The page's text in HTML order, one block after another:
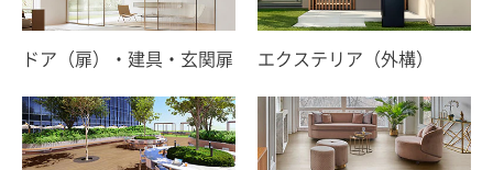
ドア（扉）・建具・玄関扉 エクステリア（外構）